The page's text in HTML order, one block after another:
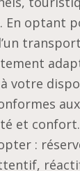
En optant
votre
et confort.
: